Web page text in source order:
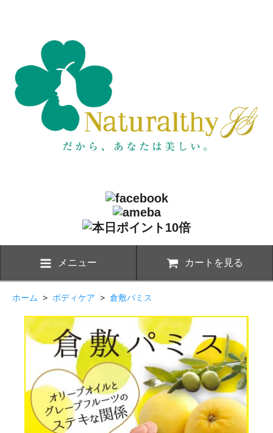
メニュー カートを見る
ホーム > ボディケア > 倉敷パミス